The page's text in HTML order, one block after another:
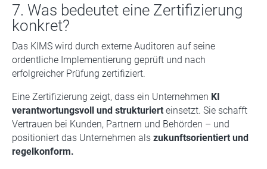
7. Was bedeutet eine Zertifizierung
konkret?
Das KIMS wird durch externe Auditoren auf seine
ordentliche Implementierung geprüft und nach
erfolgreicher Prüfung zertifiziert.
Eine Zertifizierung zeigt, dass ein Unternehmen KI
verantwortungsvoll und strukturiert einsetzt. Sie schafft
Vertrauen bei Kunden, Partnern und Behörden – und
positioniert das Unternehmen als zukunftsorientiert und
regelkonform.